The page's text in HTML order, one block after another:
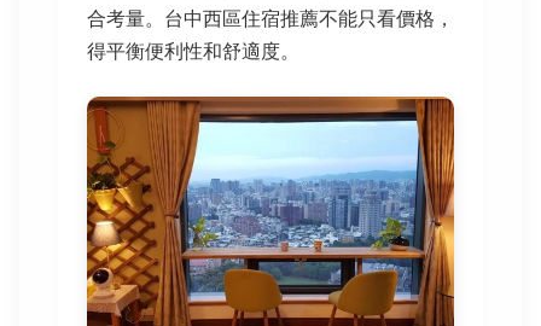
合考量。台中西區住宿推薦不能只看價格，
得平衡便利性和舒適度。